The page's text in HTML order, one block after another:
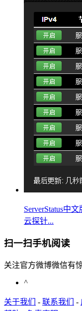
ServerStatus中
云探针...
扫一扫手机阅读
关注官方微博微信有
^
关于我们 - 联系我们 -